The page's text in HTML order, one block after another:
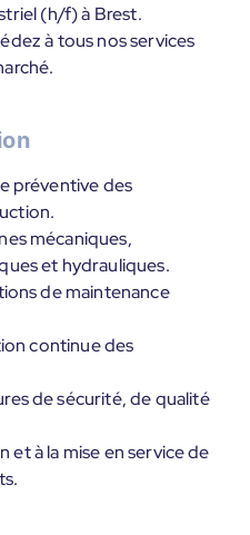
(h/f) à Brest.
à tous nos services
préventive des
mécaniques,
et hydrauliques.
de maintenance
continue des
de sécurité, de qualité
et à la mise en service de